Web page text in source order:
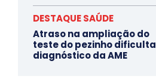
DESTAQUE SAÚDE
Atraso na ampliação do
teste do pezinho dificulta
diagnóstico da AME